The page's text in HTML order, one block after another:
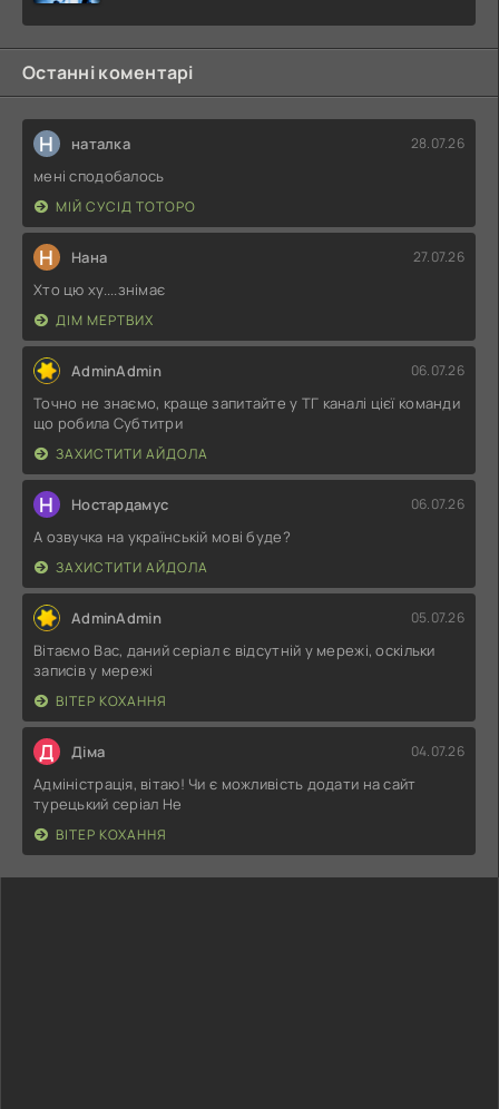
Останні коментарі
Н наталка 28.07.26
мені сподобалось
МІЙ СУСІД ТОТОРО
Н Нана 27.07.26
Хто цю ху....знімає
ДІМ МЕРТВИХ
AdminAdmin 06.07.26
Точно не знаємо, краще запитайте у ТГ каналі цієї команди
що робила Субтитри
ЗАХИСТИТИ АЙДОЛА
Н Ностардамус 06.07.26
А озвучка на українській мові буде?
ЗАХИСТИТИ АЙДОЛА
AdminAdmin 05.07.26
Вітаємо Вас, даний серіал є відсутній у мережі, оскільки
записів у мережі
ВІТЕР КОХАННЯ
Д Діма 04.07.26
Адміністрація, вітаю! Чи є можливість додати на сайт
турецький серіал Не
ВІТЕР КОХАННЯ